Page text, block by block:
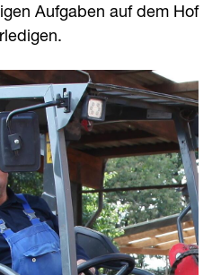
Aufgaben auf dem Hof